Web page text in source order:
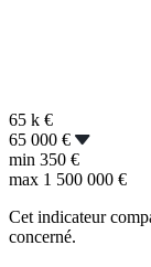
65 k €
65 000 €
min 350 €
max 1 500 000 €
Cet indicateur
concerné.